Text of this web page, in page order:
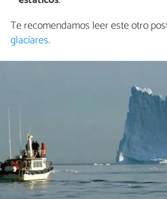
Te recomendamos leer este otro
glaciares.